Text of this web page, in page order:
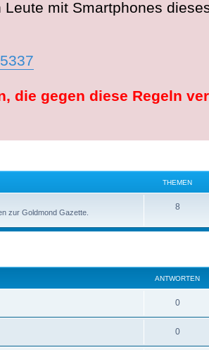
mit Smartphones
die gegen diese Regeln
THEMEN
zur Goldmond Gazette.
8
ANTWORTEN
0
0